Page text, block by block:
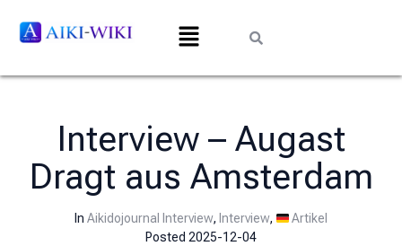
Interview – Augast
Dragt aus Amsterdam
In Aikidojournal Interview, Interview,
Artikel
Posted 2025-12-04